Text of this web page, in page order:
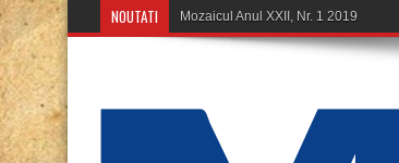
NOUTATI Mozaicul Anul XXII, Nr. 1 2019